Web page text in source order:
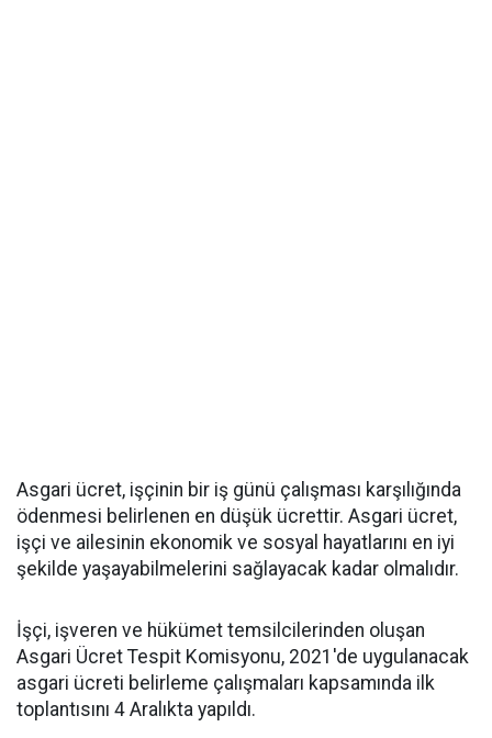
Asgari ücret, işçinin bir iş günü çalışması karşılığında
ödenmesi belirlenen en düşük ücrettir. Asgari ücret,
işçi ve ailesinin ekonomik ve sosyal hayatlarını en iyi
şekilde yaşayabilmelerini sağlayacak kadar olmalıdır.
İşçi, işveren ve hükümet temsilcilerinden oluşan
Asgari Ücret Tespit Komisyonu, 2021'de uygulanacak
asgari ücreti belirleme çalışmaları kapsamında ilk
toplantısını 4 Aralıkta yapıldı.